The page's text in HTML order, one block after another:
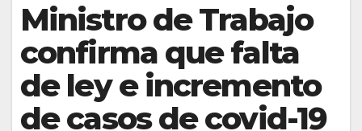
Ministro de Trabajo
confirma que falta
de ley e incremento
de casos de covid-19